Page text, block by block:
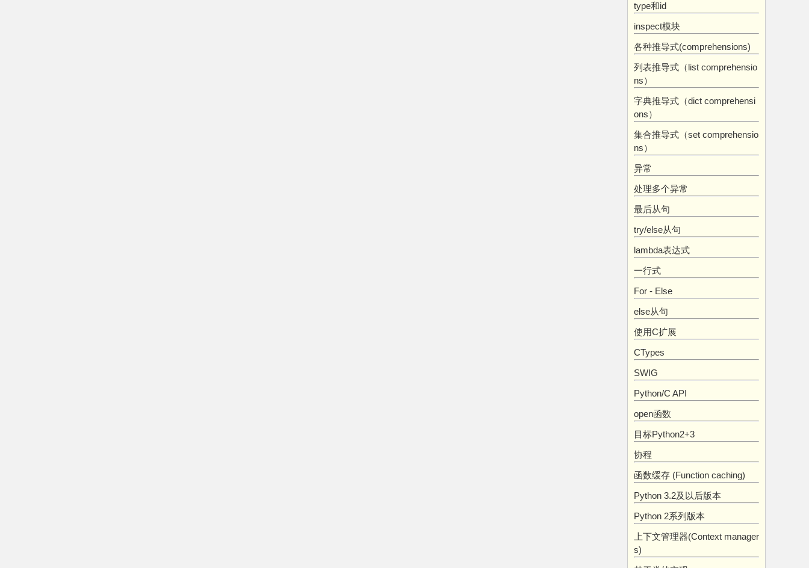
type和id
inspect模块
各种推导式(comprehensions)
列表推导式（list comprehensio
ns）
字典推导式（dict comprehensi
ons）
集合推导式（set comprehensio
ns）
异常
处理多个异常
最后从句
try/else从句
lambda表达式
一行式
For - Else
else从句
使用C扩展
CTypes
SWIG
Python/C API
open函数
目标Python2+3
协程
函数缓存 (Function caching)
Python 3.2及以后版本
Python 2系列版本
上下文管理器(Context manager
s)